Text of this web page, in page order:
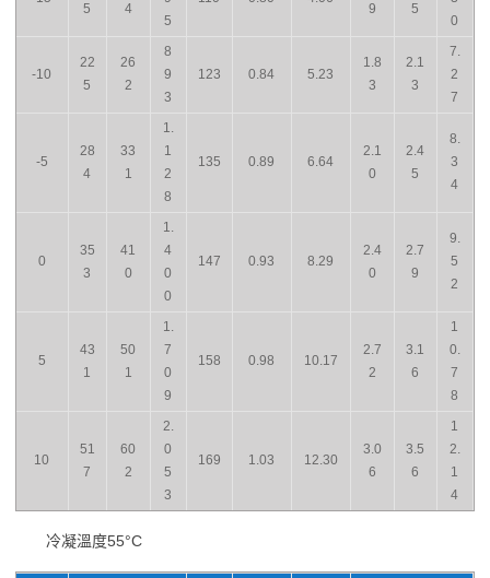
5
4
5
9
5
0
-10
22
5
26
2
8
9
3
123 0.84 5.23
1.8
3
2.1
3
7.
2
7
-5
28
4
33
1
1.
1
2
8
135 0.89 6.64
2.1
0
2.4
5
8.
3
4
0
35
3
41
0
1.
4
0
0
147 0.93 8.29
2.4
0
2.7
9
9.
5
2
5
43
1
50
1
1.
7
0
9
158 0.98 10.17
2.7
2
3.1
6
1
0.
7
8
10
51
7
60
2
2.
0
5
3
169 1.03 12.30
3.0
6
3.5
6
1
2.
1
4
冷凝溫度55°C